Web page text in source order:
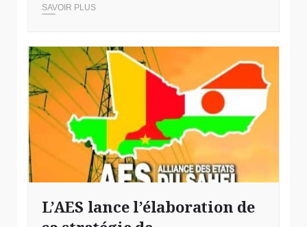
SAVOIR PLUS
L’AES lance l’élaboration de